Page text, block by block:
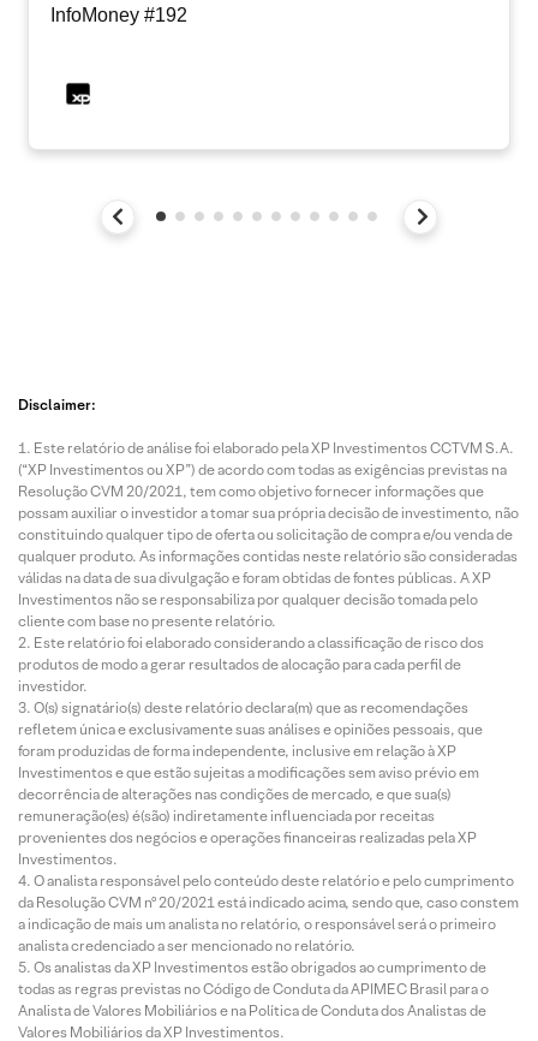
InfoMoney #192
Disclaimer:
Este relatório de análise foi elaborado pela XP Investimentos CCTVM S.A.
(“XP Investimentos ou XP”) de acordo com todas as exigências previstas na
Resolução CVM 20/2021, tem como objetivo fornecer informações que
possam auxiliar o investidor a tomar sua própria decisão de investimento, não
constituindo qualquer tipo de oferta ou solicitação de compra e/ou venda de
qualquer produto. As informações contidas neste relatório são consideradas
válidas na data de sua divulgação e foram obtidas de fontes públicas. A XP
Investimentos não se responsabiliza por qualquer decisão tomada pelo
cliente com base no presente relatório.
Este relatório foi elaborado considerando a classificação de risco dos
produtos de modo a gerar resultados de alocação para cada perfil de
investidor.
O(s) signatário(s) deste relatório declara(m) que as recomendações
refletem única e exclusivamente suas análises e opiniões pessoais, que
foram produzidas de forma independente, inclusive em relação à XP
Investimentos e que estão sujeitas a modificações sem aviso prévio em
decorrência de alterações nas condições de mercado, e que sua(s)
remuneração(es) é(são) indiretamente influenciada por receitas
provenientes dos negócios e operações financeiras realizadas pela XP
Investimentos.
O analista responsável pelo conteúdo deste relatório e pelo cumprimento
da Resolução CVM nº 20/2021 está indicado acima, sendo que, caso constem
a indicação de mais um analista no relatório, o responsável será o primeiro
analista credenciado a ser mencionado no relatório.
Os analistas da XP Investimentos estão obrigados ao cumprimento de
todas as regras previstas no Código de Conduta da APIMEC Brasil para o
Analista de Valores Mobiliários e na Política de Conduta dos Analistas de
Valores Mobiliários da XP Investimentos.